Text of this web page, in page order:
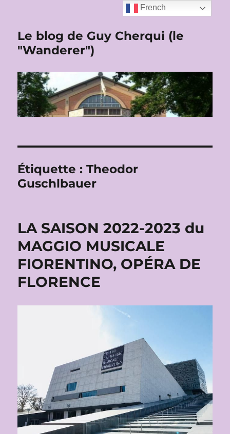
Le blog de Guy Cherqui (le
"Wanderer")
Étiquette :Theodor
Guschlbauer
LA SAISON 2022-2023 du
MAGGIO MUSICALE
FIORENTINO, OPÉRA DE
FLORENCE
French